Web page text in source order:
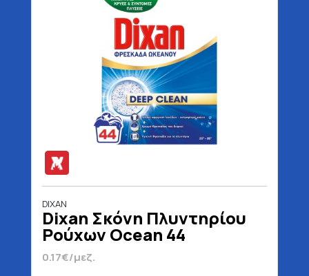
DIXAN
Dixan Σκόνη Πλυντηρίου
Ρούχων Ocean 44
Μεζούρες 2200 gr
0.17€/μεζ.